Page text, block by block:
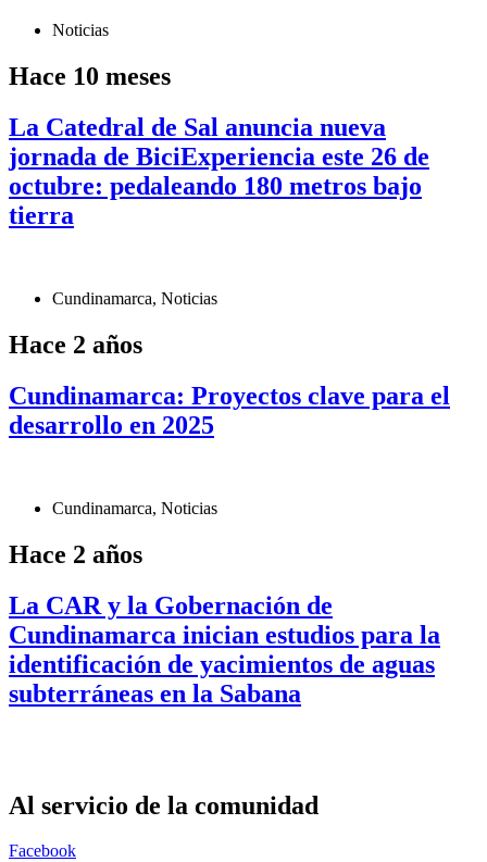
Noticias
Hace 10 meses
La Catedral de Sal anuncia nueva
jornada de BiciExperiencia este 26 de
octubre: pedaleando 180 metros bajo
tierra
Cundinamarca, Noticias
Hace 2 años
Cundinamarca: Proyectos clave para el
desarrollo en 2025
Cundinamarca, Noticias
Hace 2 años
La CAR y la Gobernación de
Cundinamarca inician estudios para la
identificación de yacimientos de aguas
subterráneas en la Sabana
Al servicio de la comunidad
Facebook